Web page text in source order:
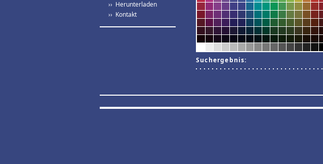
›› Herunterladen
›› Kontakt
Suchergebnis: